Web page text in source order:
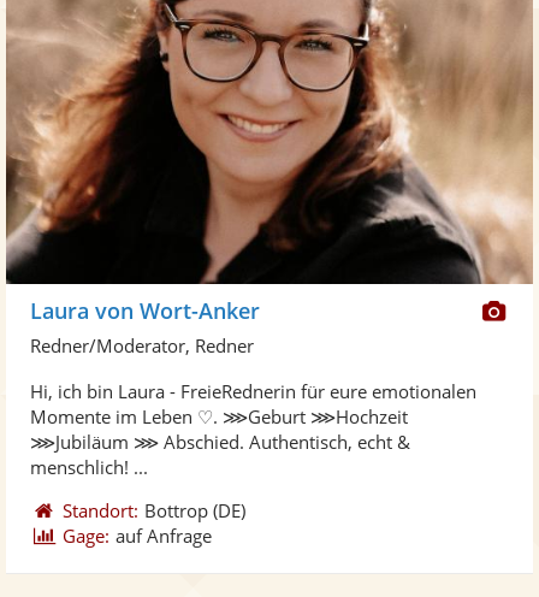
Laura von Wort-Anker
Redner/Moderator, Redner
Hi, ich bin Laura - FreieRednerin für eure emotionalen
Momente im Leben ♡. ⋙Geburt ⋙Hochzeit
⋙Jubiläum ⋙ Abschied. Authentisch, echt &
menschlich! ...
Standort: Bottrop (DE)
Gage: auf Anfrage